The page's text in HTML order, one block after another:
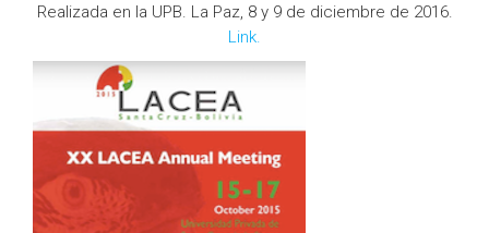
Realizada en la UPB. La Paz, 8 y 9 de diciembre de 2016.
Link.